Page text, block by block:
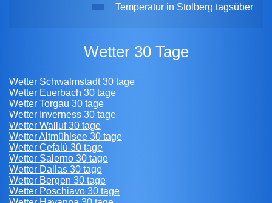
Temperatur in Stolberg tagsüber
Wetter 30 Tage
Wetter Schwalmstadt 30 tage
Wetter Euerbach 30 tage
Wetter Torgau 30 tage
Wetter Inverness 30 tage
Wetter Walluf 30 tage
Wetter Altmühlsee 30 tage
Wetter Cefalù 30 tage
Wetter Salerno 30 tage
Wetter Dallas 30 tage
Wetter Bergen 30 tage
Wetter Poschiavo 30 tage